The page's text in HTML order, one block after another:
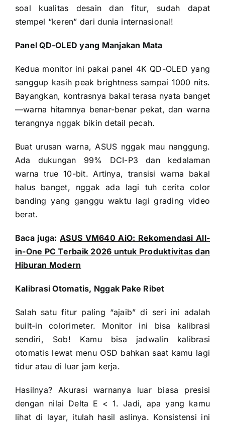
soal kualitas desain dan fitur, sudah dapat
stempel “keren” dari dunia internasional!
Panel QD-OLED yang Manjakan Mata
Kedua monitor ini pakai panel 4K QD-OLED yang
sanggup kasih peak brightness sampai 1000 nits.
Bayangkan, kontrasnya bakal terasa nyata banget
—warna hitamnya benar-benar pekat, dan warna
terangnya nggak bikin detail pecah.
Buat urusan warna, ASUS nggak mau nanggung.
Ada dukungan 99% DCI-P3 dan kedalaman
warna true 10-bit. Artinya, transisi warna bakal
halus banget, nggak ada lagi tuh cerita color
banding yang ganggu waktu lagi grading video
berat.
Baca juga:ASUS VM640 AiO: Rekomendasi All-
in-One PC Terbaik 2026 untuk Produktivitas dan
Hiburan Modern
Kalibrasi Otomatis, Nggak Pake Ribet
Salah satu fitur paling “ajaib” di seri ini adalah
built-in colorimeter. Monitor ini bisa kalibrasi
sendiri, Sob! Kamu bisa jadwalin kalibrasi
otomatis lewat menu OSD bahkan saat kamu lagi
tidur atau di luar jam kerja.
Hasilnya? Akurasi warnanya luar biasa presisi
dengan nilai Delta E < 1. Jadi, apa yang kamu
lihat di layar, itulah hasil aslinya. Konsistensi ini